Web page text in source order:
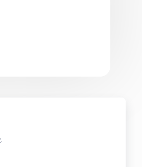
использовать в ближайшее
в поддержку. Магазин
информационного доступа,
модификации либо копировании
мы предлагаем не принадлежит
работе нас и наших клиентов для
инстаграм, купить аккаунты